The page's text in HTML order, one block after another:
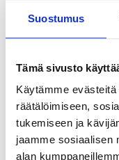
Suostumus
Tämä sivusto
Käytämme
räätälöimiseen,
tukemiseen ja
jaamme sosiaalisen
alan
Santasaaren
ja alue tarjoaa
virkistäytymiseen
lomassa.